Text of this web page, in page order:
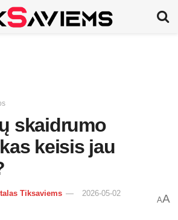
skaidrumo
keisis jau
Tiksaviems
2026-05-02
AA